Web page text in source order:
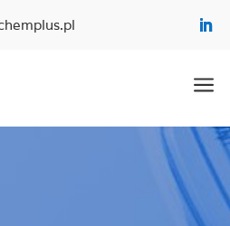
a